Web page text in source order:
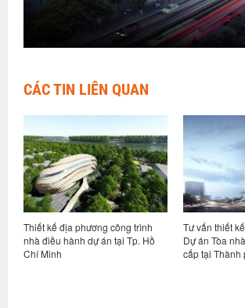
CÁC TIN LIÊN QUAN
Thiết kế địa phương công trình
nhà điều hành dự án tại Tp. Hồ
Chí Minh
Tư vấn thiết
Dự án Tòa
cấp tại Thành